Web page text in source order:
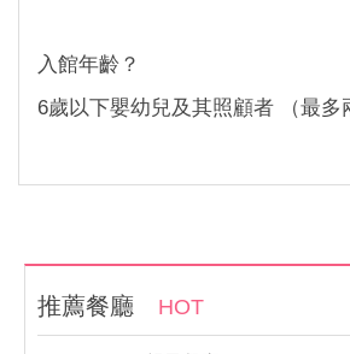
入館年齡？
6歲以下嬰幼兒及其照顧者 （最多
推薦餐廳 HOT